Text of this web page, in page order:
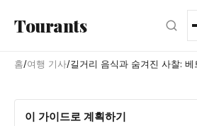
Tourants
홈/여행 기사/길거리 음식과 숨겨진 사찰:
이 가이드로 계획하기